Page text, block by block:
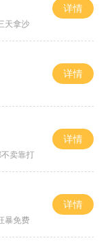
天拿沙
详情
详情
卖靠打
详情
暴免费
详情